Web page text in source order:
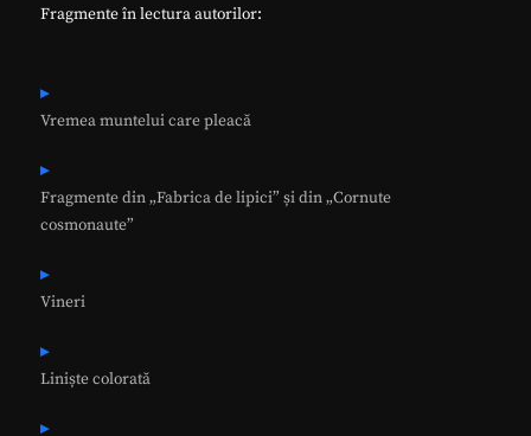
Fragmente în lectura autorilor:
Vremea muntelui care pleacă
Fragmente din „Fabrica de lipici” și din „Cornute
cosmonaute”
Vineri
Liniște colorată